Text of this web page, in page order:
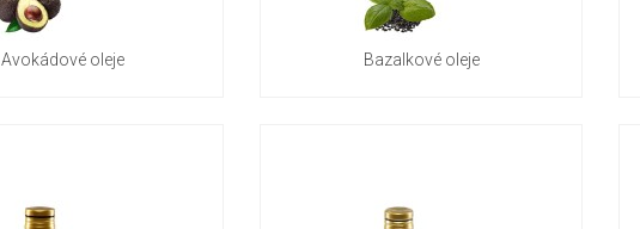
Avokádové oleje Bazalkové oleje